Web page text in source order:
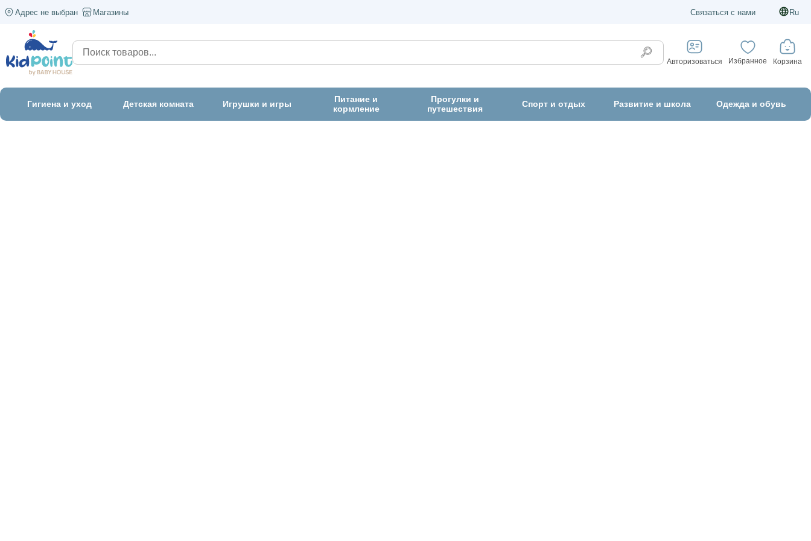
Адрес не выбран Магазины Связаться с нами Ru
Авторизоваться Избранное Корзина
Гигиена и уход Детская комната Игрушки и игры
Питание и
кормление
Прогулки и
путешествия
Спорт и отдых Развитие и школа Одежда и обувь